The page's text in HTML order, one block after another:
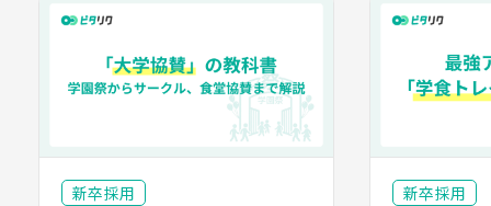
新卒採用 新卒採用